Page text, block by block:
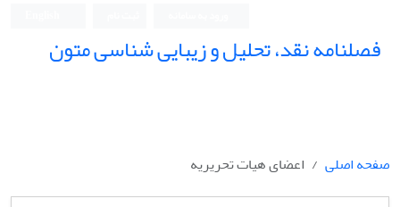
فصلنامه نقد، تحلیل و زیبایی شناسی متون
صفحه اصلی اعضای هیات تحریریه